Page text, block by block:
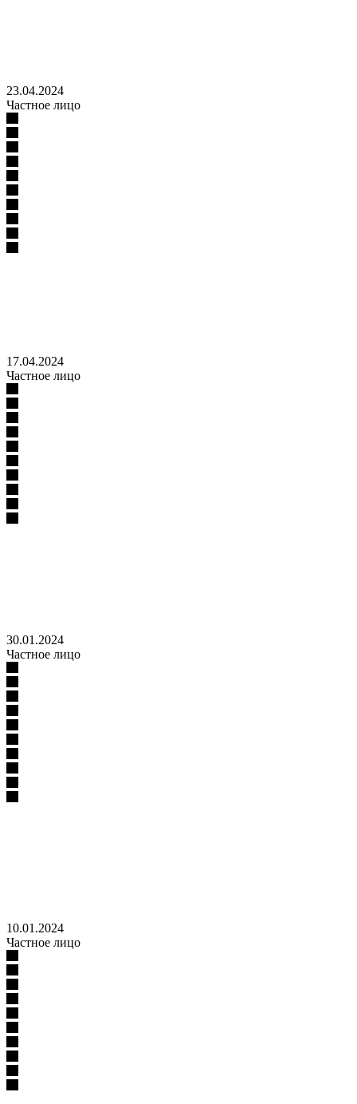
23.04.2024
Частное лицо
17.04.2024
Частное лицо
30.01.2024
Частное лицо
10.01.2024
Частное лицо